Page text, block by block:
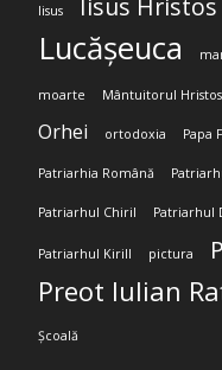
Iisus Iisus Hristos
Lucășeuca
moarte Mântuitorul Hristos
Orhei ortodoxia Papa
Patriarhia Română
Patriarhul Chiril Patriarhul
Patriarhul Kirill pictura
Preot Iulian
Școală